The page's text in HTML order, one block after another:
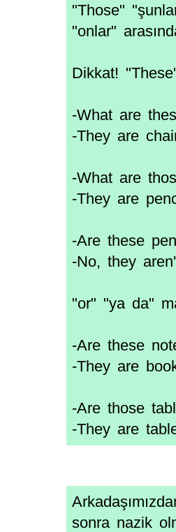
"Those"
"onlar"
Dikkat!
-What are
-They are
-What are
-They are
-Are these
-No, they
"or" "ya da"
-Are these
-They are
-Are those
-They are
sonra nazik